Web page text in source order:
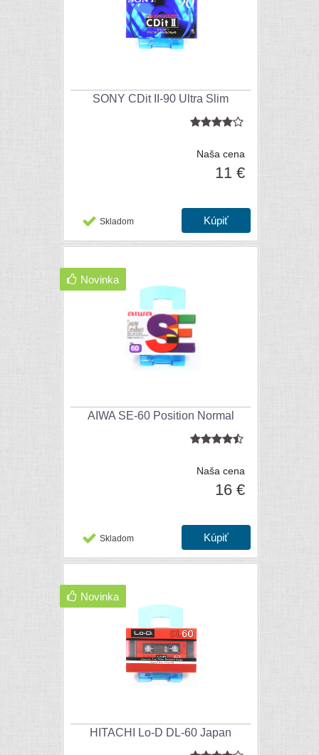
SONY CDit II-90 Ultra Slim
Naša cena
11 €
Skladom
AIWA SE-60 Position Normal
Naša cena
16 €
Skladom
Novinka
HITACHI Lo-D DL-60 Japan
Novinka